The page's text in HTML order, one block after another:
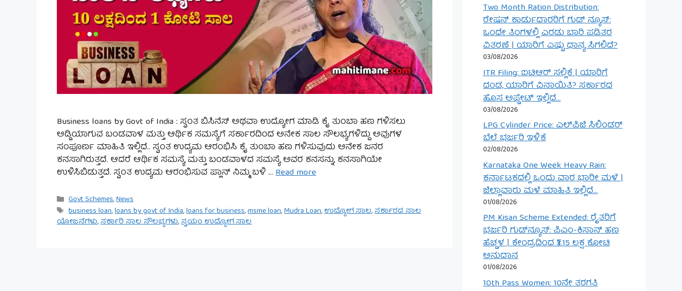
Business loans by Govt of India : ಸ್ವಂತ ಬಿಸಿನೆಸ್ ಅಥವಾ ಉದ್ಯೋಗ ಮಾಡಿ ಕೈ ತುಂಬಾ ಹಣ ಗಳಿಸಲು
ಅಡ್ಡಿಯಾಗುವ ಬಂಡವಾಳ ಮತ್ತು ಆರ್ಥಿಕ ಸಮಸ್ಯೆಗೆ ಸರ್ಕಾರದಿಂದ ಅನೇಕ ಸಾಲ ಸೌಲಭ್ಯಗಳಿದ್ದು ಅವುಗಳ
ಸಂಪೂರ್ಣ ಮಾಹಿತಿ ಇಲ್ಲಿದೆ.. ಸ್ವಂತ ಉದ್ಯಮ ಆರಂಭಿಸಿ ಕೈ ತುಂಬಾ ಹಣ ಗಳಿಸುವುದು ಅನೇಕ ಜನರ
ಕನಸಾಗಿರುತ್ತದೆ. ಆದರೆ ಆರ್ಥಿಕ ಸಮಸ್ಯೆ ಮತ್ತು ಬಂಡವಾಳದ ಸಮಸ್ಯೆ ಅವರ ಕನಸನ್ನು, ಕನಸಾಗಿಯೇ
ಉಳಿಸಿಬಿಡುತ್ತದೆ. ಸ್ವಂತ ಉದ್ಯಮ ಆರಂಭಿಸುವ ಪ್ಲಾನ್ ನಿಮ್ಮ ಬಳಿ … Read more
Categories
Govt Schemes,News
Tags
business loan,loans by govt of India,loans for business,msme loan,Mudra Loan,ಉದ್ಯೋಗ ಸಾಲ,ಸರ್ಕಾರದ ಸಾಲ
ಯೋಜನೆಗಳು,ಸರ್ಕಾರಿ ಸಾಲ ಸೌಲಭ್ಯಗಳು,ಸ್ವಯಂ ಉದ್ಯೋಗ ಸಾಲ
Two Month Ration Distribution:
ರೇಷನ್ ಕಾರ್ಡುದಾರರಿಗೆ ಗುಡ್ ನ್ಯೂಸ್:
ಒಂದೇ ತಿಂಗಳಲ್ಲಿ ಎರಡು ಬಾರಿ ಪಡಿತರ
ವಿತರಣೆ | ಯಾರಿಗೆ ಎಷ್ಟು ಧಾನ್ಯ ಸಿಗಲಿದೆ?
03/08/2026
ITR Filing: ಐಟಿಆರ್ ಸಲ್ಲಿಕೆ | ಯಾರಿಗೆ
ದಂಡ, ಯಾರಿಗೆ ವಿನಾಯಿತಿ? ಸರ್ಕಾರದ
ಹೊಸ ಅಪ್ಡೇಟ್ ಇಲ್ಲಿದೆ…
03/08/2026
LPG Cylinder Price: ಎಲ್‌ಪಿಜಿ ಸಿಲಿಂಡರ್
ಬೆಲೆ ಭರ್ಜರಿ ಇಳಿಕೆ
02/08/2026
Karnataka One Week Heavy Rain:
ಕರ್ನಾಟಕದಲ್ಲಿ ಒಂದು ವಾರ ಭಾರೀ ಮಳೆ |
ಜಿಲ್ಲಾವಾರು ಮಳೆ ಮಾಹಿತಿ ಇಲ್ಲಿದೆ…
01/08/2026
PM Kisan Scheme Extended: ರೈತರಿಗೆ
ಭರ್ಜರಿ ಗುಡ್‌ನ್ಯೂಸ್: ಪಿಎಂ-ಕಿಸಾನ್ ಹಣ
ಹೆಚ್ಚಳ | ಕೇಂದ್ರದಿಂದ ₹3.15 ಲಕ್ಷ ಕೋಟಿ
ಅನುದಾನ
01/08/2026
10th Pass Women: 10ನೇ ತರಗತಿ